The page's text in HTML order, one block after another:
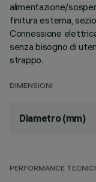
alimentazione/
finitura esterna,
Connessione
senza bisogno di
strappo.
DIMENSIONI
Diametro (mm)
PERFORMANCE